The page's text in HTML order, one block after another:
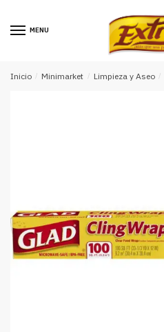
MENU
Inicio / Minimarket / Limpieza y Aseo /